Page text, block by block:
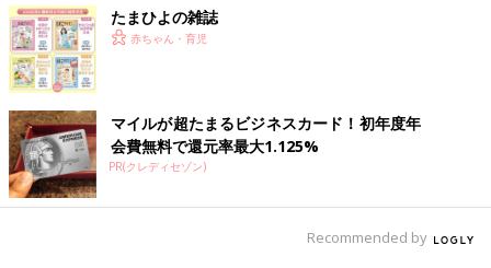
たまひよの雑誌
赤ちゃん・育児
マイルが超たまるビジネスカード！初年度年
会費無料で還元率最大1.125%
PR(クレディセゾン)
Recommended by